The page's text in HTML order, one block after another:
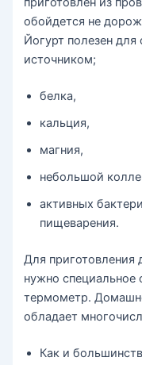
обойдется не
Йогурт полезен для
источником;
белка,
кальция,
магния,
небольшой
активных
пищеварения.
Для приготовления
нужно специальное
термометр.
обладает
Как и